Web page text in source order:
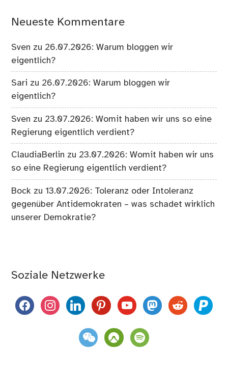
Neueste Kommentare
Sven zu 26.07.2026: Warum bloggen wir
eigentlich?
Sari zu 26.07.2026: Warum bloggen wir
eigentlich?
Sven zu 23.07.2026: Womit haben wir uns so eine
Regierung eigentlich verdient?
ClaudiaBerlin zu 23.07.2026: Womit haben wir uns
so eine Regierung eigentlich verdient?
Bock zu13.07.2026: Toleranz oder Intoleranz
gegenüber Antidemokraten – was schadet wirklich
unserer Demokratie?
Soziale Netzwerke
facebookinstagramlinkedinpinterestyoutubemastodon
reddit paypal
weixin komootspotify